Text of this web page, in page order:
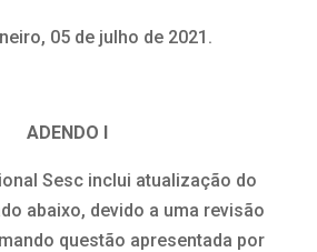
05 de julho de 2021.
ADENDO I
Sesc inclui atualização do
abaixo, devido a uma revisão
questão apresentada por